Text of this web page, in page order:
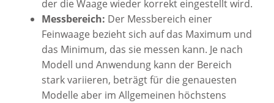
der die Waage wieder korrekt eingestellt wird.
Messbereich: Der Messbereich einer
Feinwaage bezieht sich auf das Maximum und
das Minimum, das sie messen kann. Je nach
Modell und Anwendung kann der Bereich
stark variieren, beträgt für die genauesten
Modelle aber im Allgemeinen höchstens